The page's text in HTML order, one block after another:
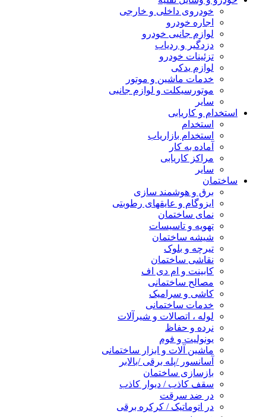
خودروی داخلی و خارجی
اجاره خودرو
لوازم جانبی خودرو
دزدگیر و ردیاب
تزئینات خودرو
لوازم یدکی
خدمات ماشین و موتور
موتورسیکلت و لوازم جانبی
سایر
استخدام و کاریابی
استخدام
استخدام بازاریاب
آماده به کار
مراکز کاریابی
سایر
ساختمان
برق و هوشمند سازی
ایزوگام و عایقهای رطوبتی
نمای ساختمان
تهویه و تاسیسات
شیشه ساختمان
تیرچه و بلوک
نقاشی ساختمان
کابینت و ام دی اف
مصالح ساختمانی
کاشی و سرامیک
خدمات ساختمانی
لوله ، اتصالات و شیرآلات
نرده و حفاظ
یونولیت و فوم
ماشین آلات و ابزار ساختمانی
آسانسور /پله برقی /بالابر
بازسازی ساختمان
سقف کاذب / دیوار کاذب
در ضد سرقت
در اتوماتیک / کرکره برقی